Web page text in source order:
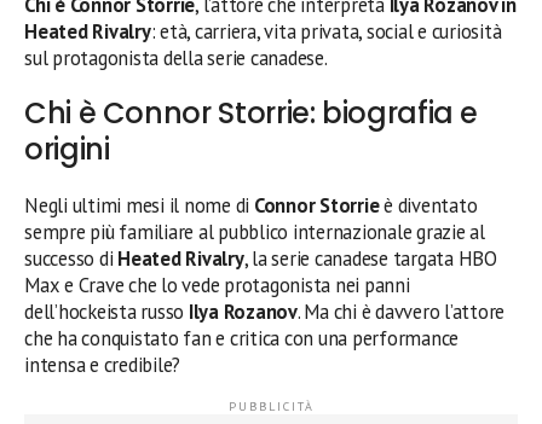
Heated Rivalry: età, carriera, vita privata, social e curiosità
sul protagonista della serie canadese.
Chi è Connor Storrie: biografia e
origini
Negli ultimi mesi il nome di Connor Storrieè diventato
sempre più familiare al pubblico internazionale grazie al
successo di Heated Rivalry, la serie canadese targata HBO
Max e Crave che lo vede protagonista nei panni
dell’hockeista russo Ilya Rozanov. Ma chi è davvero l’attore
che ha conquistato fan e critica con una performance
intensa e credibile?